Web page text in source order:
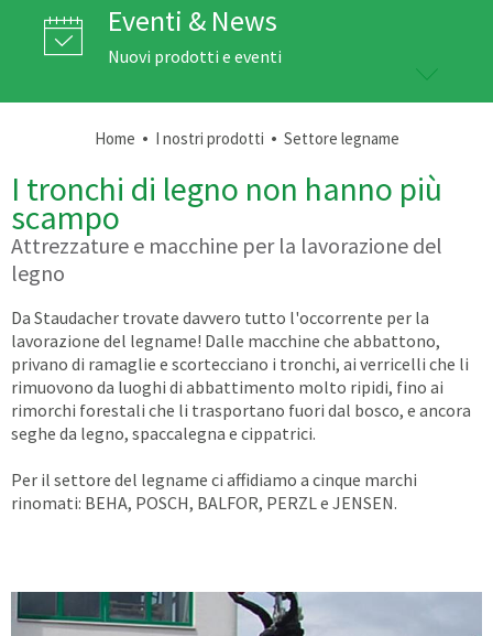
Eventi & News
Nuovi prodotti e eventi
Home • I nostri prodotti • Settore legname
I tronchi di legno non hanno più
scampo
Attrezzature e macchine per la lavorazione del
legno
Da Staudacher trovate davvero tutto l'occorrente per la
lavorazione del legname! Dalle macchine che abbattono,
privano di ramaglie e scortecciano i tronchi, ai verricelli che li
rimuovono da luoghi di abbattimento molto ripidi, fino ai
rimorchi forestali che li trasportano fuori dal bosco, e ancora
seghe da legno, spaccalegna e cippatrici.
Per il settore del legname ci affidiamo a cinque marchi
rinomati: BEHA, POSCH, BALFOR, PERZL e JENSEN.